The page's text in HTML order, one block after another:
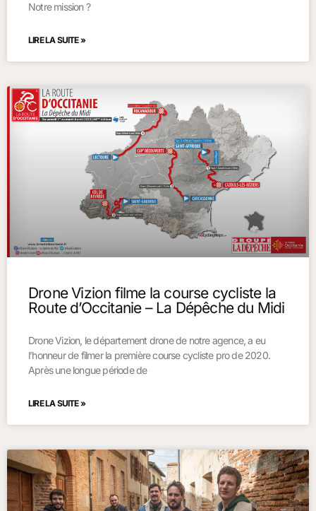
Notre mission ?
LIRE LA SUITE »
Drone Vizion filme la course cycliste la
Route d’Occitanie – La Dépêche du Midi
Drone Vizion, le département drone de notre agence, a eu
l’honneur de filmer la première course cycliste pro de 2020.
Après une longue période de
LIRE LA SUITE »